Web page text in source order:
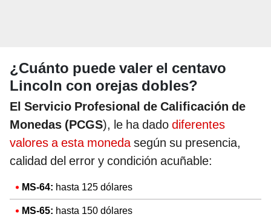
¿Cuánto puede valer el centavo
Lincoln con orejas dobles?
El Servicio Profesional de Calificación de
Monedas (PCGS), le ha dado diferentes
valores a esta monedasegún su presencia,
calidad del error y condición acuñable:
MS-64: hasta 125 dólares
MS-65: hasta 150 dólares